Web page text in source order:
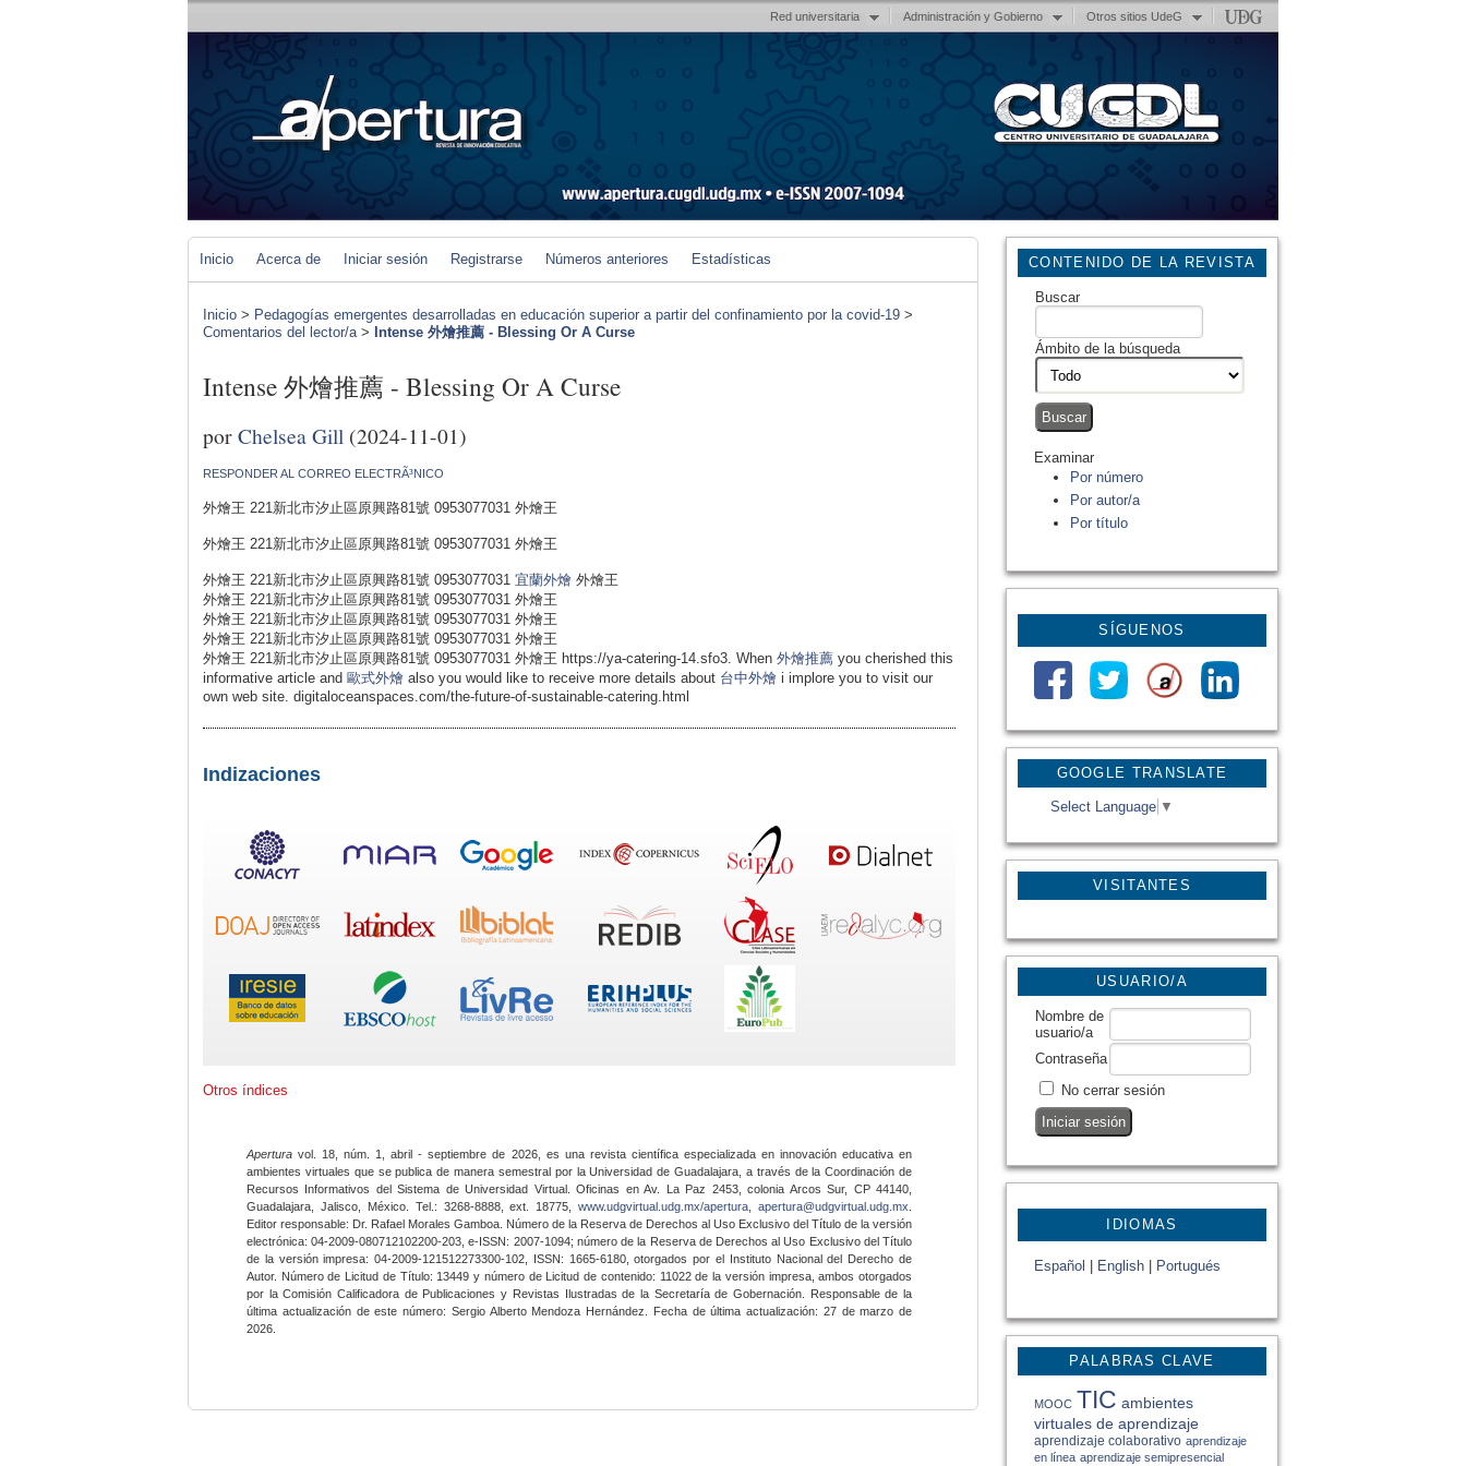
Red universitaria Administración y Gobierno Otros sitios UdeG
GOOGLE TRANSLATE
Select Language ▼
VISITANTES
CONTENIDO DE LA REVISTA
Buscar
Ámbito de la búsqueda
Examinar
Por número
Por autor/a
Por título
SÍGUENOS
USUARIO/A
Nombre de
usuario/a
Contraseña
No cerrar sesión
IDIOMAS
Español English Portugués
PALABRAS CLAVE
MOOC TIC ambientes
virtuales de aprendizaje
aprendizaje colaborativo aprendizaje
en línea aprendizaje semipresencial
Inicio Acerca de Iniciar sesión Registrarse Números anteriores Estadísticas
Inicio > Pedagogías emergentes desarrolladas en educación superior a partir del confinamiento por la covid-19 >
Comentarios del lector/a> Intense 外燴推薦 - Blessing Or A Curse
Intense 外燴推薦 - Blessing Or A Curse
porChelsea Gill (2024-11-01)
RESPONDER AL CORREO ELECTRÃ³NICO
外燴王 221新北市汐止區原興路81號 0953077031 外燴王
外燴王 221新北市汐止區原興路81號 0953077031 外燴王
外燴王 221新北市汐止區原興路81號 0953077031 宜蘭外燴 外燴王
外燴王 221新北市汐止區原興路81號 0953077031 外燴王
外燴王 221新北市汐止區原興路81號 0953077031 外燴王
外燴王 221新北市汐止區原興路81號 0953077031 外燴王
外燴王 221新北市汐止區原興路81號 0953077031 外燴王 https://ya-catering-14.sfo3. When 外燴推薦 you cherished this
informative article and 歐式外燴 also you would like to receive more details about 台中外燴 i implore you to visit our
own web site. digitaloceanspaces.com/the-future-of-sustainable-catering.html
Indizaciones
Otros índices
Apertura vol. 18, núm. 1, abril - septiembre de 2026, es una revista científica especializada en innovación educativa en
ambientes virtuales que se publica de manera semestral por la Universidad de Guadalajara, a través de la Coordinación de
Recursos Informativos del Sistema de Universidad Virtual. Oficinas en Av. La Paz 2453, colonia Arcos Sur, CP 44140,
Guadalajara, Jalisco, México. Tel.: 3268-8888, ext. 18775,www.udgvirtual.udg.mx/apertura apertura@udgvirtual.udg.mx
Editor responsable: Dr. Rafael Morales Gamboa. Número de la Reserva de Derechos al Uso Exclusivo del Título de la versión
electrónica: 04-2009-080712102200-203, e-ISSN: 2007-1094; número de la Reserva de Derechos al Uso Exclusivo del Título
de la versión impresa: 04-2009-121512273300-102, ISSN: 1665-6180, otorgados por el Instituto Nacional del Derecho de
Autor. Número de Licitud de Título: 13449 y número de Licitud de contenido: 11022 de la versión impresa, ambos otorgados
por la Comisión Calificadora de Publicaciones y Revistas Ilustradas de la Secretaría de Gobernación. Responsable de la
última actualización de este número: Sergio Alberto Mendoza Hernández. Fecha de última actualización: 27 de marzo de
2026.